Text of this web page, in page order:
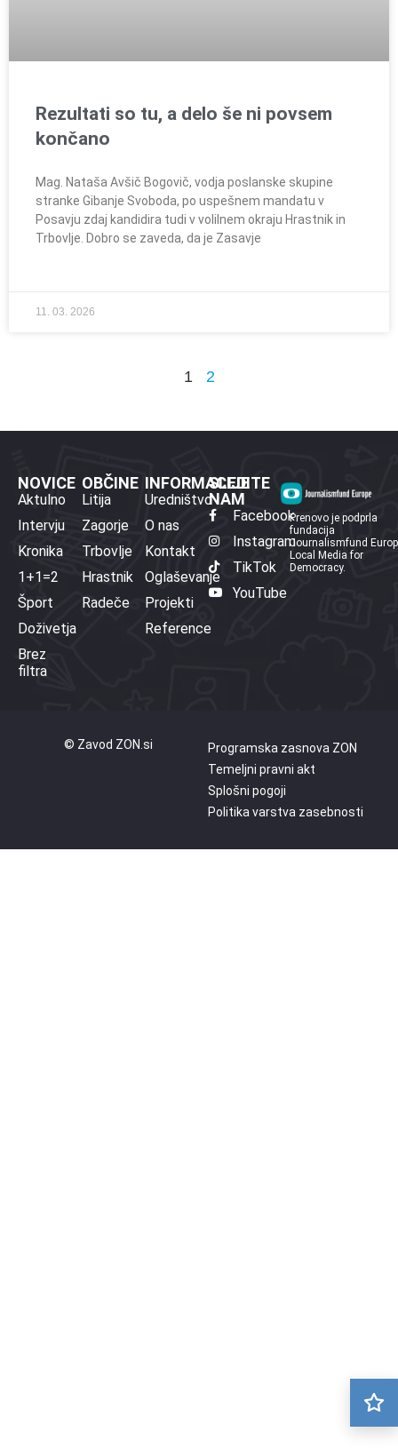
Rezultati so tu, a delo še ni povsem
končano
Mag. Nataša Avšič Bogovič, vodja poslanske skupine
stranke Gibanje Svoboda, po uspešnem mandatu v
Posavju zdaj kandidira tudi v volilnem okraju Hrastnik in
Trbovlje. Dobro se zaveda, da je Zasavje
11. 03. 2026
1 2
NOVICE
Aktulno
Intervju
Kronika
1+1=2
Šport
Doživetja
Brez
filtra
OBČINE
Litija
Zagorje
Trbovlje
Hrastnik
Radeče
INFORMACIJE
Uredništvo
O nas
Kontakt
Oglaševanje
Projekti
Reference
SLEDITE
NAM
Facebook
Instagram
TikTok
YouTube
Prenovo je podprla
fundacija
Journalismfund
Local Media for
Democracy.
© Zavod ZON.si
Programska zasnova ZON
Temeljni pravni akt
Splošni pogoji
Politika varstva zasebnosti